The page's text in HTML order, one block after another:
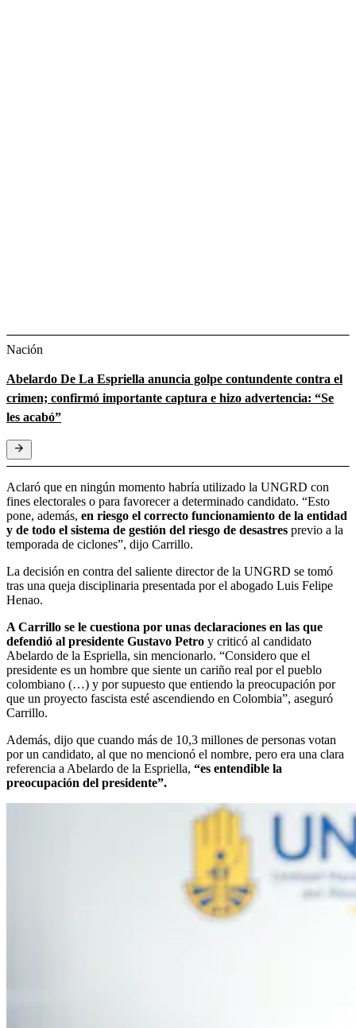
Nación
Abelardo De La Espriella anuncia golpe contundente contra el
crimen; confirmó importante captura e hizo advertencia: “Se
les acabó”
Aclaró que en ningún momento habría utilizado la UNGRD con
fines electorales o para favorecer a determinado candidato. “Esto
pone, además, en riesgo el correcto funcionamiento de la entidad
y de todo el sistema de gestión del riesgo de desastres previo a la
temporada de ciclones”, dijo Carrillo.
La decisión en contra del saliente director de la UNGRD se tomó
tras una queja disciplinaria presentada por el abogado Luis Felipe
Henao.
A Carrillo se le cuestiona por unas declaraciones en las que
defendió al presidente Gustavo Petro y criticó al candidato
Abelardo de la Espriella, sin mencionarlo. “Considero que el
presidente es un hombre que siente un cariño real por el pueblo
colombiano (…) y por supuesto que entiendo la preocupación por
que un proyecto fascista esté ascendiendo en Colombia”, aseguró
Carrillo.
Además, dijo que cuando más de 10,3 millones de personas votan
por un candidato, al que no mencionó el nombre, pero era una clara
referencia a Abelardo de la Espriella, “es entendible la
preocupación del presidente”.